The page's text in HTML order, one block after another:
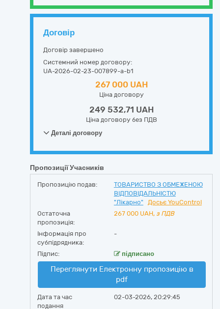
Договір
Договір завершено
Системний номер договору:
UA-2026-02-23-007899-a-b1
267 000 UAH
Ціна договору
249 532,71 UAH
Ціна договору без ПДВ
Деталі договору
Пропозиції Учасників
Пропозицію подав:
ТОВАРИСТВО З ОБМЕЖЕНОЮ
ВІДПОВІДАЛЬНІСТЮ
"Лікарно"
Досьє YouControl
Остаточна
пропозиція:
267 000 UAH, з ПДВ
Інформація про
субпідрядника:
-
Підпис: підписано
Переглянути Електронну пропозицію в
pdf
Дата та час
подання
02-03-2026, 20:29:45